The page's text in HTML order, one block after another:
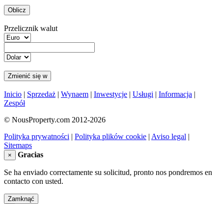
Przelicznik walut
Inicio | Sprzedaż | Wynaem | Inwestycje | Usługi | Informacja |
Zespół
© NousProperty.com 2012-2026
Polityka prywatności | Polityka plików cookie | Aviso legal |
Sitemaps
× Gracias
Se ha enviado correctamente su solicitud, pronto nos pondremos en
contacto con usted.
Zamknąć